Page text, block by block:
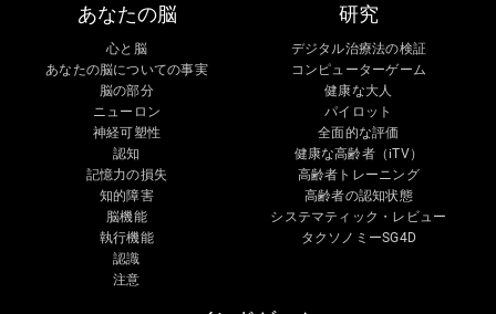
あなたの脳
心と脳
あなたの脳についての事実
脳の部分
ニューロン
神経可塑性
認知
記憶力の損失
知的障害
脳機能
執行機能
認識
注意
研究
デジタル治療法の検証
コンピューターゲーム
健康な大人
パイロット
全面的な評価
健康な高齢者（iTV）
高齢者トレーニング
高齢者の認知状態
システマティック・レビュー
タクソノミーSG4D